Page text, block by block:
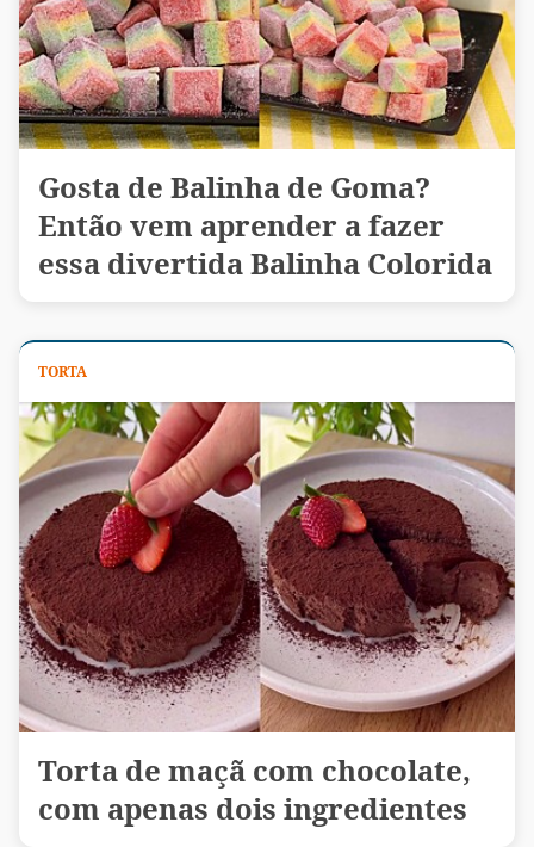
Gosta de Balinha de Goma?
Então vem aprender a fazer
essa divertida Balinha Colorida
TORTA
Torta de maçã com chocolate,
com apenas dois ingredientes